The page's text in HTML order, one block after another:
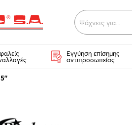
Ψάχν
Εγγύηση επίσημης
αντιπροσωπείας